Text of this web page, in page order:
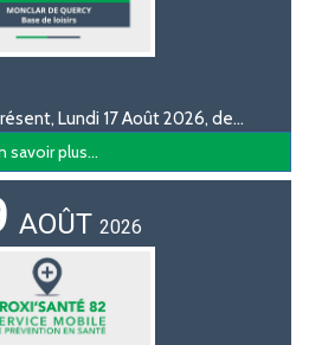
Lundi 17 Août 2026, de...
savoir plus...
AOÛT 2026